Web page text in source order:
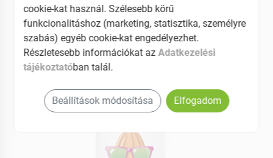
cookie-kat használ. Szélesebb körű
funkcionalitáshoz (marketing, statisztika, személyre
szabás) egyéb cookie-kat engedélyezhet.
Részletesebb információkat azAdatkezelési
tájékoztatóban talál.
Beállítások módosítása Elfogadom